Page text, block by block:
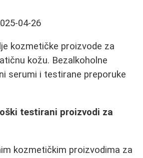
04-26
kozmetičke proizvode za
kožu. Bezalkoholne
serumi i testirane preporuke
testirani proizvodi za
kozmetičkim proizvodima za